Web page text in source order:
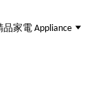
品家電 Appliance